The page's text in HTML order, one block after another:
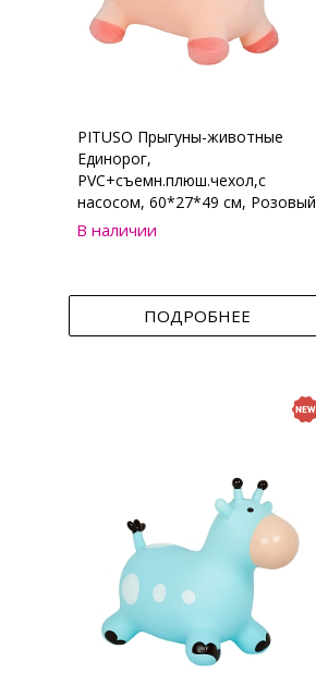
PITUSO Прыгуны-животные
Единорог,
PVC+съемн.плюш.чехол,с
насосом, 60*27*49 см, Розовый
В наличии
ПОДРОБНЕЕ